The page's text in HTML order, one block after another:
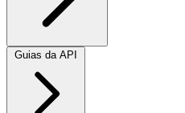
Guias da API